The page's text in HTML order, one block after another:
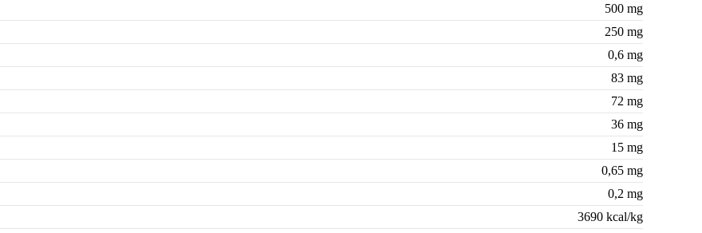
500 mg
250 mg
0,6 mg
83 mg
72 mg
36 mg
15 mg
0,65 mg
0,2 mg
3690 kcal/kg